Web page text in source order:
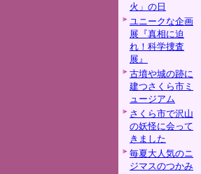
火」の日
ユニークな企画
展『真相に迫
れ！科学捜査
展』
古墳や城の跡に
建つさくら市ミ
ュージアム
さくら市で沢山
の妖怪に会って
きました
毎夏大人気のニ
ジマスのつかみ